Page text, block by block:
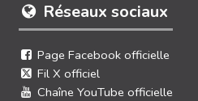
Réseaux sociaux
Page Facebook officielle
Fil X officiel
Chaîne YouTube officielle